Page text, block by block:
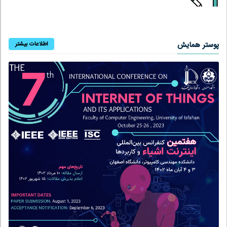
پوستر همایش اطلاعات بیشتر